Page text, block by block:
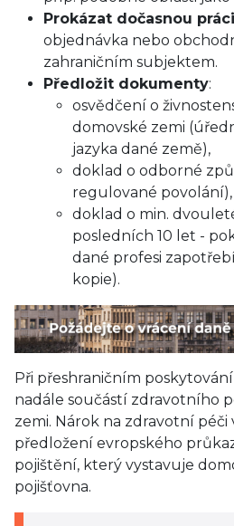
Prokázat dočasnou
objednávka nebo
zahraničním subjektem.
Předložit dokumenty:
osvědčení o
domovské zemi
jazyka dané země),
doklad o odborné
regulované povolání),
doklad o min.
posledních 10 let -
dané profesi
kopie).
Při přeshraničním
nadále součástí zdravotního
zemi. Nárok na zdravotní péči
předložení evropského
pojištění, který vystavuje
pojišťovna.